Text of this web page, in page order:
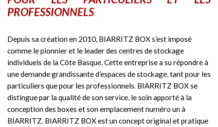
PROFESSIONNELS
Depuis sa création en 2010, BIARRITZ BOX s’est imposé
comme le pionnier et le leader des centres de stockage
individuels de la Côte Basque. Cette entreprise a su répondre à
une demande grandissante d’espaces de stockage, tant pour les
particuliers que pour les professionnels. BIARRITZ BOX se
distingue par la qualité de son service, le soin apporté à la
conception des boxes et son emplacement numéro un à
BIARRITZ. BIARRITZ BOX est un concept original et pratique